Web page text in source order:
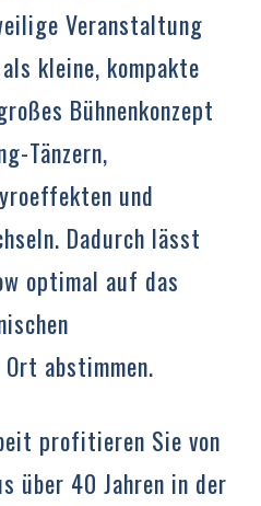
Veranstaltung
kleine, kompakte
Bühnenkonzept
Tänzern,
und
Dadurch lässt
optimal auf das
abstimmen.
profitieren Sie von
über 40 Jahren in der